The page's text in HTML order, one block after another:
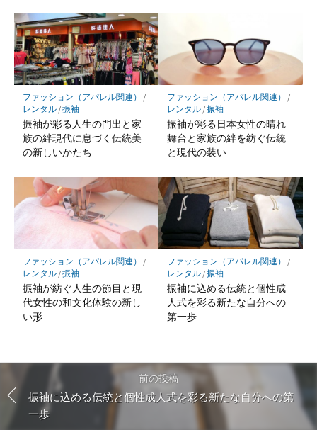
ファッション（アパレル関連）
/
レンタル/振袖
振袖が彩る人生の門出と家
族の絆現代に息づく伝統美
の新しいかたち
ファッション（アパレル関連）
/
レンタル/振袖
振袖が彩る日本女性の晴れ
舞台と家族の絆を紡ぐ伝統
と現代の装い
ファッション（アパレル関連）
/
レンタル/振袖
振袖が紡ぐ人生の節目と現
代女性の和文化体験の新し
い形
ファッション（アパレル関連）
/
レンタル/振袖
振袖に込める伝統と個性成
人式を彩る新たな自分への
第一歩
前の投稿
振袖に込める伝統と個性成人式を彩る新たな自分への第
一歩